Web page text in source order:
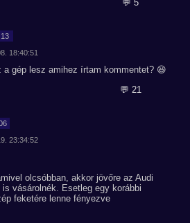
💬 5
13
18:40:51
a gép lesz amihez írtam kommentet? 😆
💬 21
23:34:52
olcsóbban, akkor jövőre az Audi
vásárolnék. Esetleg egy korábbi
feketére lenne fényezve